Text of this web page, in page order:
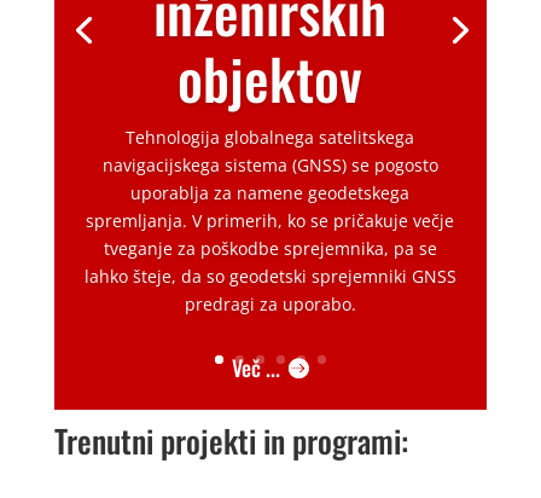
objektov
Tehnologija globalnega satelitskega
navigacijskega sistema (GNSS) se pogosto
uporablja za namene geodetskega
spremljanja. V primerih, ko se pričakuje večje
tveganje za poškodbe sprejemnika, pa se
lahko šteje, da so geodetski sprejemniki GNSS
predragi za uporabo.
Več ...
Trenutni projekti in programi: